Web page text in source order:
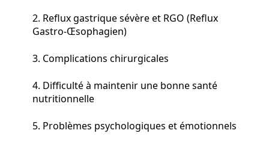
2. Reflux gastrique sévère et RGO (Reflux
Gastro-Œsophagien)
3. Complications chirurgicales
4. Difficulté à maintenir une bonne santé
nutritionnelle
5. Problèmes psychologiques et émotionnels